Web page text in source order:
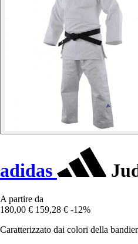
adidas
A partire da
180,00 € 159,28 € -12%
Caratterizzato dai colori della